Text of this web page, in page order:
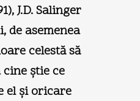
J.D. Salinger
de asemenea
celestă să
cine ştie ce
el şi oricare